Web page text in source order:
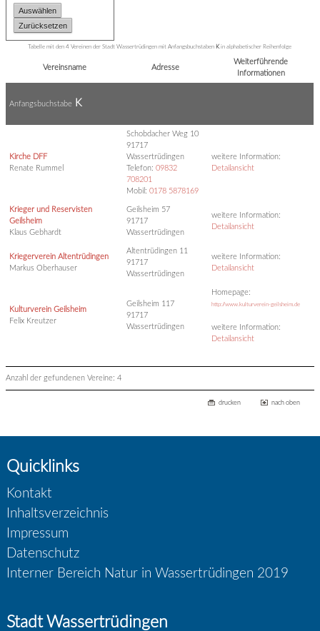
Tabelle mit den 4 Vereinen der Stadt Wassertrüdingen mit Anfangsbuchstaben Kin alphabetischer Reihenfolge
Vereinsname Adresse
Weiterführende
Informationen
Anfangsbuchstabe K
Kirche DFF
Renate Rummel
Schobdacher Weg 10
91717
Wassertrüdingen
Telefon:09832
708201
Mobil:0178 5878169
weitere Information:
Detailansicht
Krieger und Reservisten
Geilsheim
Klaus Gebhardt
Geilsheim 57
91717
Wassertrüdingen
weitere Information:
Detailansicht
Kriegerverein Altentrüdingen
Markus Oberhauser
Altentrüdingen 11
91717
Wassertrüdingen
weitere Information:
Detailansicht
Kulturverein Geilsheim
Felix Kreutzer
Geilsheim 117
91717
Wassertrüdingen
Homepage:
http://www.kulturverein-geilsheim.de
weitere Information:
Detailansicht
Anzahl der gefundenen Vereine: 4
drucken nach oben
Quicklinks
Kontakt
Inhaltsverzeichnis
Impressum
Datenschutz
Interner Bereich Natur in Wassertrüdingen 2019
Stadt Wassertrüdingen